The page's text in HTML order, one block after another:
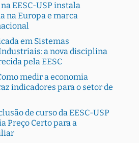
EESC-USP instala
na Europa e marca
em Sistemas
a nova disciplina
pela EESC
medir a economia
indicadores para o setor de
de curso da EESC-USP
Preço Certo para a